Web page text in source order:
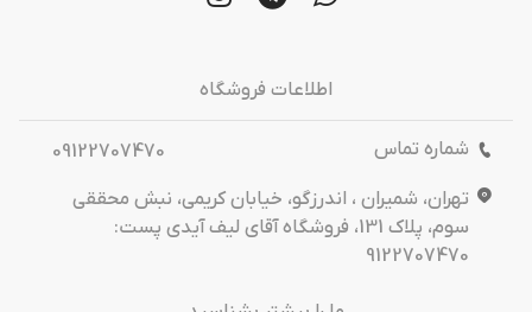
اطلاعات فروشگاه
شماره تماس
09122707470
تهران، شمیران ، اندرزگو، خیابان کریمی، نبش محققی
سوم، پلاک 131، فروشگاه آقای لیف آیدی پست:
9122707470